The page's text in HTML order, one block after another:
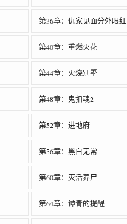
第36章：仇家见面分外眼红
第40章：重燃火花
第44章：火烧别墅
第48章：鬼扣魂2
第52章：进地府
第56章：黑白无常
第60章：灭活养尸
第64章：谭青的提醒